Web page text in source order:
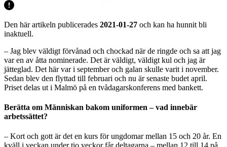
Den här artikeln publicerades 2021-01-27 och kan ha hunnit bli
inaktuell.
– Jag blev väldigt förvånad och chockad när de ringde och sa att jag
var en av åtta nominerade. Det är väldigt, väldigt kul och jag är
jätteglad. Det här var i september och galan skulle varit i november.
Sedan blev den flyttad till februari och nu är senaste budet april.
Priset delas ut i Malmö på en tvådagarskonferens med bankett.
Berätta om Människan bakom uniformen – vad innebär
arbetssättet?
– Kort och gott är det en kurs för ungdomar mellan 15 och 20 år. En